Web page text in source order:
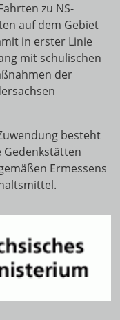
zu NS-
auf dem Gebiet
in erster Linie
mit schulischen
der
besteht
Gedenkstätten
Ermessens